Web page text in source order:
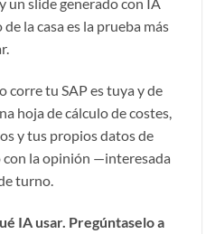
la casa es la prueba más
corre tu SAP es tuya y de
hoja de cálculo de costes,
y tus propios datos de
con la opinión —interesada
turno.
IA usar. Pregúntaselo a